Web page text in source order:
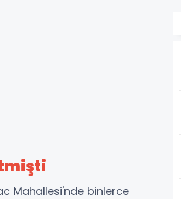
Mahallesi'nde binlerce